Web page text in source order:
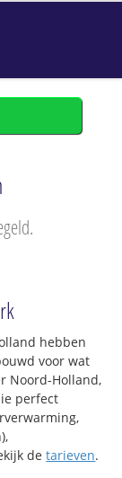
hebben
voor wat
Noord-Holland,
perfect
detarieven.